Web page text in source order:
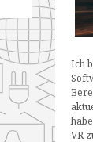
Ich
VR